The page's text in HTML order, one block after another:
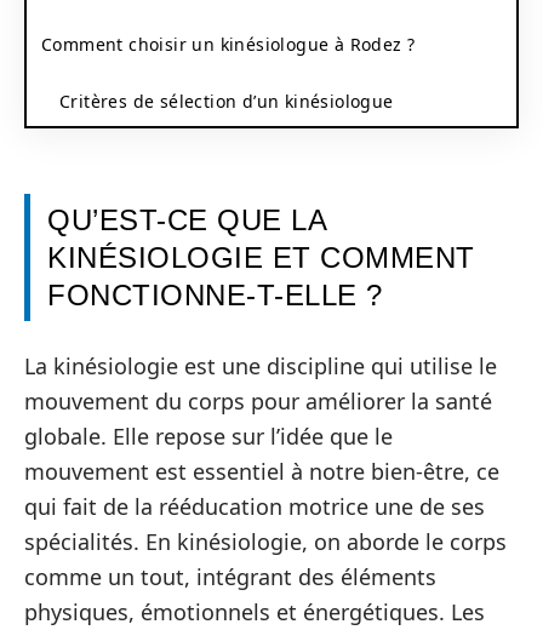
Comment choisir un kinésiologue à Rodez ?
Critères de sélection d’un kinésiologue
QU’EST-CE QUE LA
KINÉSIOLOGIE ET COMMENT
FONCTIONNE-T-ELLE ?
La kinésiologie est une discipline qui utilise le
mouvement du corps pour améliorer la santé
globale. Elle repose sur l’idée que le
mouvement est essentiel à notre bien-être, ce
qui fait de la rééducation motrice une de ses
spécialités. En kinésiologie, on aborde le corps
comme un tout, intégrant des éléments
physiques, émotionnels et énergétiques. Les